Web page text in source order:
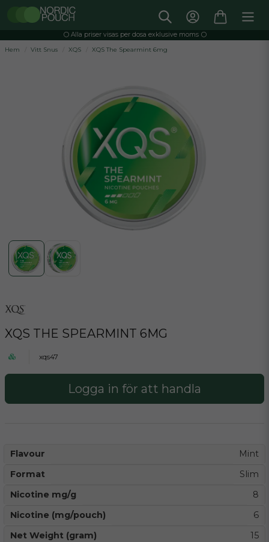
⚪️ Alla priser visas per dosa exklusive moms ⚪️
Hem
Vitt Snus XQS XQS The Spearmint 6mg
XQS THE SPEARMINT 6MG
xqs47
Logga in för att handla
Flavour
Mint
Format
Slim
Nicotine mg/g
8
Nicotine (mg/pouch)
6
Net Weight (gram)
15